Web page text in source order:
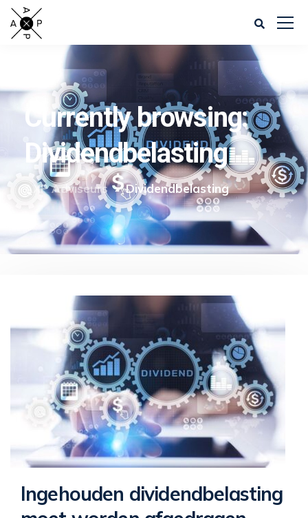
Currently browsing:
Dividendbelasting
AXP Adviseurs Dividendbelasting
Ingehouden dividendbelasting